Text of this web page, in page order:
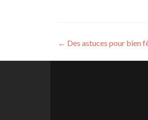
Navigation
des
← Des astuces pour bien